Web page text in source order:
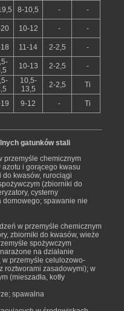
8-10,5 - -
10-12 - -
11-14 2-2,5 -
10-13 2-2,5 -
10,5-
13,5
2-2,5 Ti
9-12 - Ti
gatunków stali
przemyśle chemicznym
i gorącego kwasu
kwasów, rurociągi
(zbiorniki do
cysterny
spawanie nie
w przemyśle chemicznym
zbiorniki do kwasów, wieże
spożywczym
na działanie
przemyśle celulozowo-
roztworami zasadowymi); w
(mieszadła, kotły
spawalna